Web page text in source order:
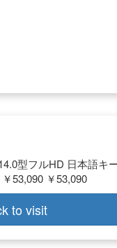
型フルHD 日本語キ
53,090 ￥53,090
to visit